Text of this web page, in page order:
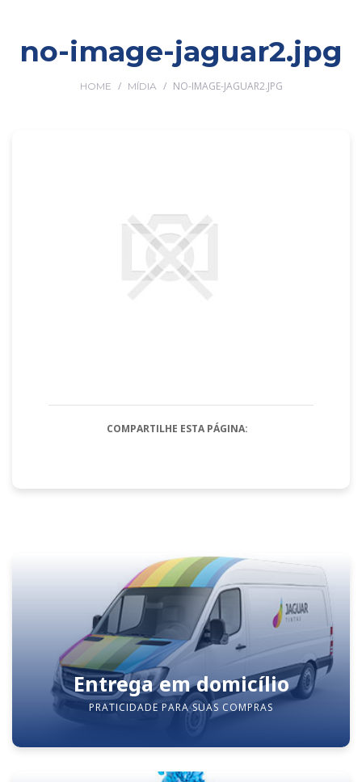
no-image-jaguar2.jpg
HOME / MÍDIA / NO-IMAGE-JAGUAR2.JPG
COMPARTILHE ESTA PÁGINA:
Entrega em domicílio
PRATICIDADE PARA SUAS COMPRAS